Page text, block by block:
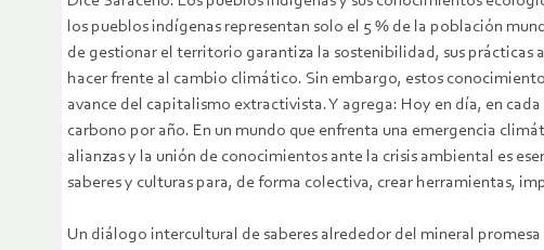
los pueblos indígenas representan solo el 5 % de la población
de gestionar el territorio garantiza la sostenibilidad, sus prácticas
hacer frente al cambio climático. Sin embargo, estos
avance del capitalismo extractivista. Y agrega: Hoy en día, en
carbono por año. En un mundo que enfrenta una emergencia
alianzas y la unión de conocimientos ante la crisis ambiental es
saberes y culturas para, de forma colectiva, crear herramientas,
Un diálogo intercultural de saberes alrededor del mineral promesa